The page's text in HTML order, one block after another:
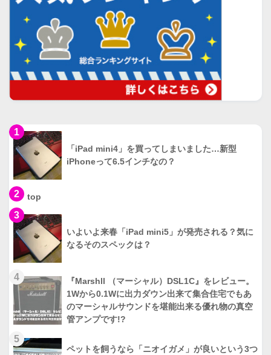
1
「iPad mini4」を買ってしまいました…新型
iPhoneって6.5インチなの？
2 top
3
いよいよ来春「iPad mini5」が発売される？気に
なるそのスペックは？
4
『Marshll （マーシャル）DSL1C』をレビュー。
1Wから0.1Wに出力ダウン出来て集合住宅でもあ
のマーシャルサウンドを堪能出来る優れ物の真空
管アンプです!?
5
ペットを飼うなら「ニオイガメ」が良いという3つ